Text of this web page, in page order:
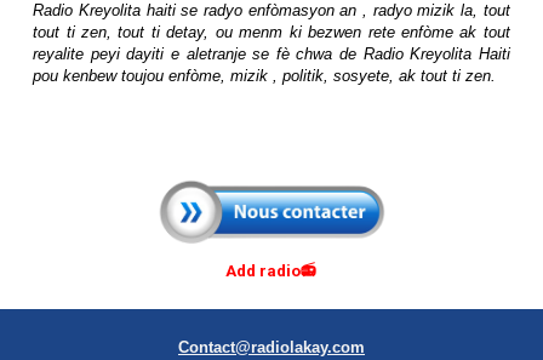
Radio Kreyolita haiti se radyo enfòmasyon an , radyo mizik la, tout
tout ti zen, tout ti detay, ou menm ki bezwen rete enfòme ak tout
reyalite peyi dayiti e aletranje se fè chwa de Radio Kreyolita Haiti
pou kenbew toujou enfòme, mizik , politik, sosyete, ak tout ti zen.
Add radio📻
Contact@radiolakay.com